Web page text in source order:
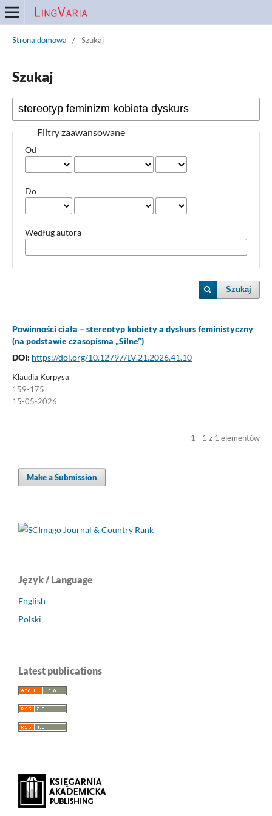
Strona domowa / Szukaj
Szukaj
Filtry zaawansowane
Od
Do
Według autora
Szukaj
Powinności ciała – stereotyp kobiety a dyskurs feministyczny
(na podstawie czasopisma „Silne”)
DOI: https://doi.org/10.12797/LV.21.2026.41.10
Klaudia Korpysa
159-175
15-05-2026
1 - 1 z 1 elementów
Make a Submission
Język / Language
English
Polski
Latest publications